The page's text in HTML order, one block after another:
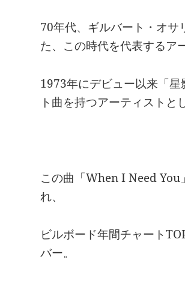
70年代、ギルバート・オ
た、この時代を代表するア
1973年にデビュー以来「
ト曲を持つアーティストと
この曲「When I Need You
れ、
ビルボード年間チャート
バー。